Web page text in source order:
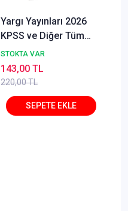
Yargı Yayınları 2026
KPSS ve Diğer Tüm
Sınavlara Yönelik
Tamamı Çözümlü
Vatandaşlık 20
Deneme Cangül Erlik
STOKTA VAR
220,00 TL
143,00 TL